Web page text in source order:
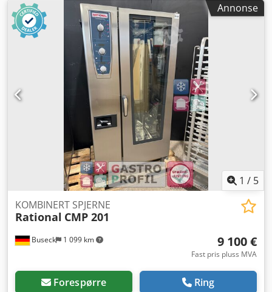
Annonse
1 / 5
Buseck 1 099 km
KOMBINERT SPJERNE
Rational CMP 201
9 100 €
Fast pris pluss MVA
Forespørre Ring